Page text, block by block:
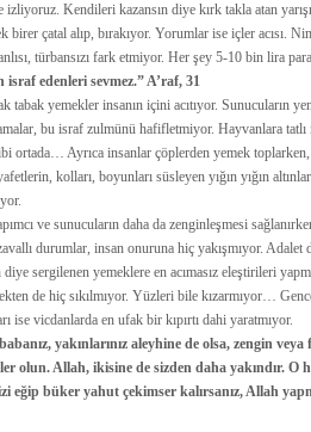
Kendileri kazansın diye kırk takla atan
çatal alıp, bırakıyor. Yorumlar ise içler acısı.
türbansızı fark etmiyor. Her şey 5-10 bin lira
edenleri sevmez.” A’raf, 31
tabak yemekler insanın içini acıtıyor. Sunucuların
bu israf zulmünü hafifletmiyor. Hayvanlara
ortada… Ayrıca insanlar çöplerden yemek
kolları, boyunları süsleyen yığın yığın
ve sunucuların daha da zenginleşmesi
durumlar, insan onuruna hiç yakışmıyor. Adalet
sergilenen yemeklere en acımasız eleştirileri
de hiç sıkılmıyor. Yüzleri bile kızarmıyor…
ise vicdanlarda en ufak bir kıpırtı dahi yaratmıyor.
yakınlarınız aleyhine de olsa, zengin
olun. Allah, ikisine de sizden daha yakındır. O
eğip büker yahut çekimser kalırsanız, Allah